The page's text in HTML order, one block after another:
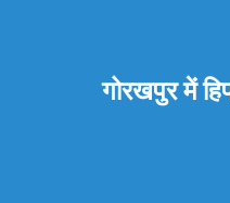
गोरखपुर में